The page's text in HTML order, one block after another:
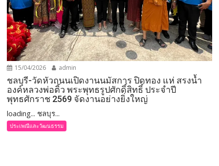
15/04/2026 admin
ชลบุรี-วัดหัวถนนเปิดงานนมัสการ ปิดทอง แห่ สรงน้ำ
องค์หลวงพ่อติ้ว พระพุทธรูปศักดิ์สิทธิ์ ประจำปี
พุทธศักราช 2569 จัดงานอย่างยิ่งใหญ่
loading... ชลบุร...
ประเพณีและวัฒนธรรม